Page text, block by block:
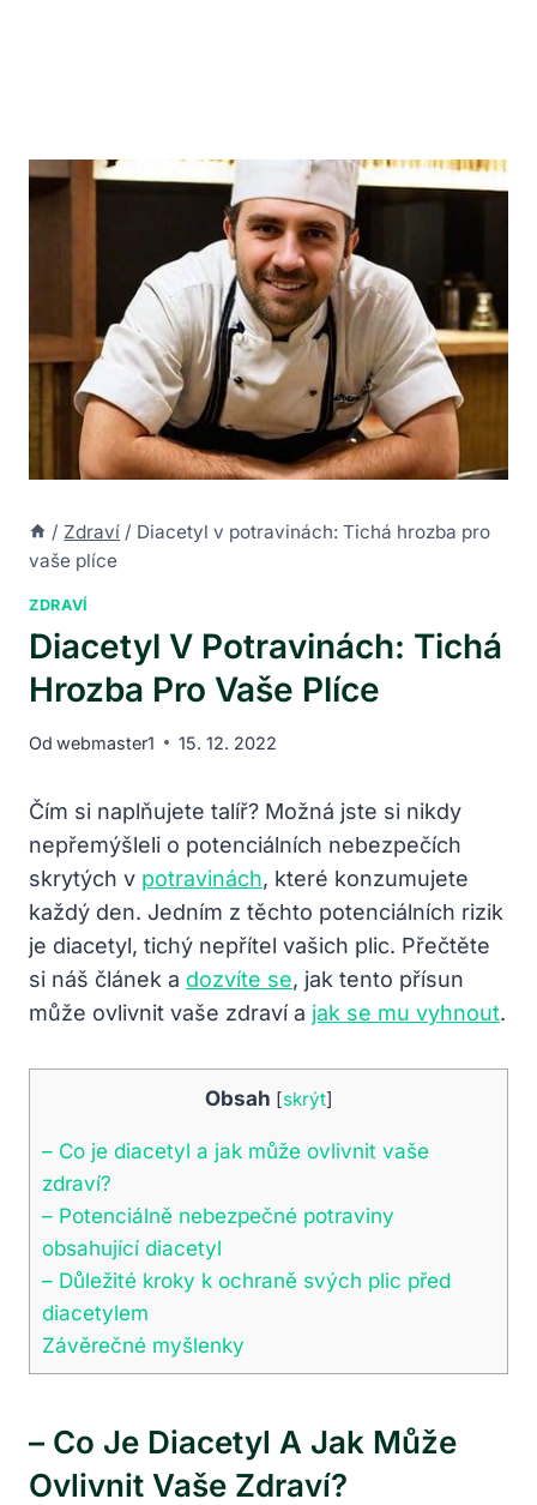
/ Zdraví / Diacetyl v potravinách: Tichá hrozba pro
vaše plíce
ZDRAVÍ
Diacetyl V Potravinách: Tichá
Hrozba Pro Vaše Plíce
Od webmaster1 15. 12. 2022
Čím si naplňujete talíř? Možná jste si nikdy
nepřemýšleli o potenciálních nebezpečích
skrytých v potravinách, které konzumujete
každý den. Jedním z těchto potenciálních rizik
je diacetyl, tichý nepřítel vašich plic. Přečtěte
si náš článek a dozvíte se, jak tento přísun
může ovlivnit vaše zdraví a jak se mu vyhnout.
Obsah [skrýt]
– Co je diacetyl a jak může ovlivnit vaše
zdraví?
– Potenciálně nebezpečné potraviny
obsahující diacetyl
– Důležité kroky k ochraně svých plic před
diacetylem
Závěrečné myšlenky
– Co Je Diacetyl A Jak Může
Ovlivnit Vaše Zdraví?